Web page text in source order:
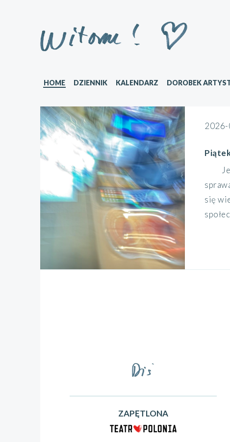
HOME DZIENNIK KALENDARZ DOROBEK
się
ZAPĘTLONA